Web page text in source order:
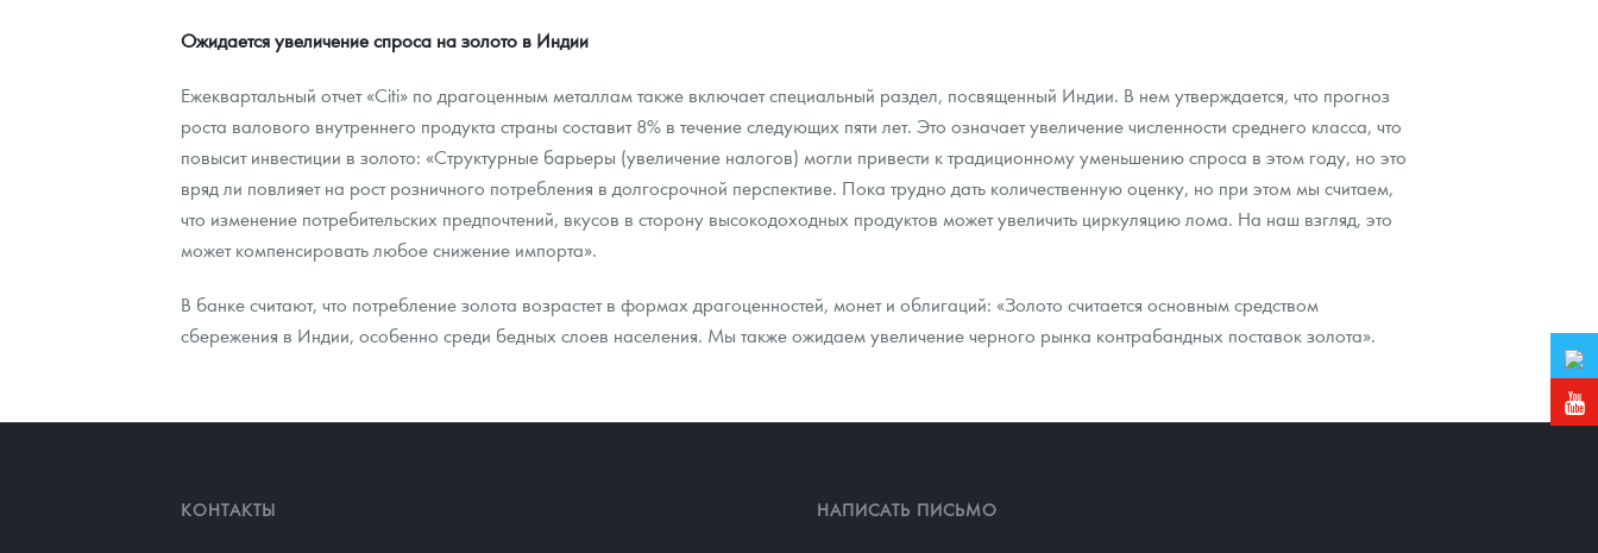
Ожидается увеличение спроса на золото в Индии
Ежеквартальный отчет «Citi» по драгоценным металлам также включает специальный раздел, посвященный Индии. В нем утверждается, что прогноз
роста валового внутреннего продукта страны составит 8% в течение следующих пяти лет. Это означает увеличение численности среднего класса, что
повысит инвестиции в золото: «Структурные барьеры (увеличение налогов) могли привести к традиционному уменьшению спроса в этом году, но это
вряд ли повлияет на рост розничного потребления в долгосрочной перспективе. Пока трудно дать количественную оценку, но при этом мы считаем,
что изменение потребительских предпочтений, вкусов в сторону высокодоходных продуктов может увеличить циркуляцию лома. На наш взгляд, это
может компенсировать любое снижение импорта».
В банке считают, что потребление золота возрастет в формах драгоценностей, монет и облигаций: «Золото считается основным средством
сбережения в Индии, особенно среди бедных слоев населения. Мы также ожидаем увеличение черного рынка контрабандных поставок золота».
КОНТАКТЫ НАПИСАТЬ ПИСЬМО